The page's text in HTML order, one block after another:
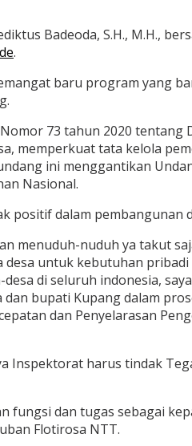
Badeoda, S.H., M.H.,
.
baru program yang
73 tahun 2020 tentang
memperkuat tata kelola
ini menggantikan
Nasional.
positif dalam pembangunan
menuduh-nuduh ya takut
untuk kebutuhan
di seluruh indonesia,
bupati Kupang dalam
dan Penyelarasan
Inspektorat harus tindak
fungsi dan tugas sebagai
Flotirosa NTT.